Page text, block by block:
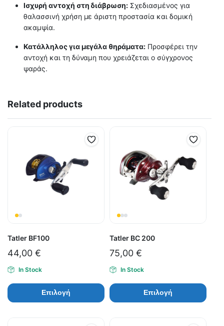
Ισχυρή αντοχή στη διάβρωση: Σχεδιασμένος για
θαλασσινή χρήση με άριστη προστασία και δομική
ακαμψία.
Κατάλληλος για μεγάλα θηράματα: Προσφέρει την
αντοχή και τη δύναμη που χρειάζεται ο σύγχρονος
ψαράς.
Related products
Tatler BF100
44,00 €
In Stock
Επιλογή
Tatler BC 200
75,00 €
In Stock
Επιλογή